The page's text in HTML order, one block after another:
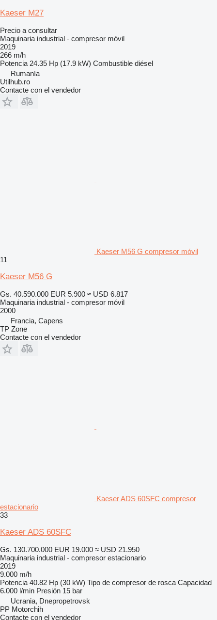
Kaeser M27
Precio a consultar
Maquinaria industrial - compresor móvil
2019
266 m/h
Potencia 24.35 Hp (17.9 kW) Combustible diésel
Rumanía
Utilhub.ro
Contacte con el vendedor
Kaeser M56 G compresor móvil
11
Kaeser M56 G
Gs. 40.590.000 EUR 5.900 ≈ USD 6.817
Maquinaria industrial - compresor móvil
2000
Francia, Capens
TP Zone
Contacte con el vendedor
Kaeser ADS 60SFC compresor
estacionario
33
Kaeser ADS 60SFC
Gs. 130.700.000 EUR 19.000 ≈ USD 21.950
Maquinaria industrial - compresor estacionario
2019
9.000 m/h
Potencia 40.82 Hp (30 kW) Tipo de compresor de rosca Capacidad
6.000 l/min Presión 15 bar
Ucrania, Dnepropetrovsk
PP Motorchih
Contacte con el vendedor